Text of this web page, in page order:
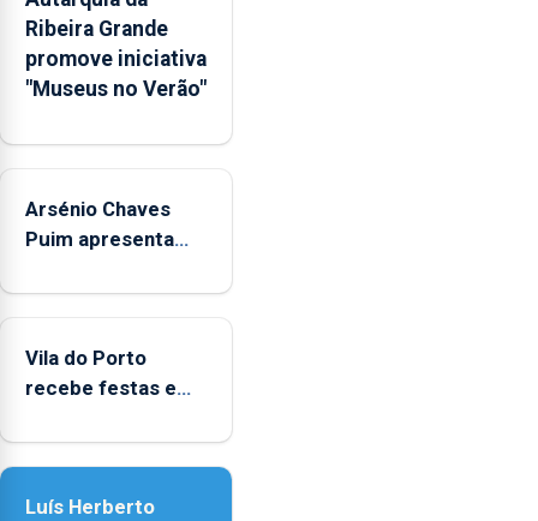
na
Rede
Municipal
de
aos
durante
o
de
entre
as
e
as
18h00.
Ribeira Grande
promove iniciativa
"Museus no Verão"
Arsénio Chaves
Puim apresenta
de Vila do Porto
Vila do Porto
recebe festas em
Senhora da
Luís Herberto